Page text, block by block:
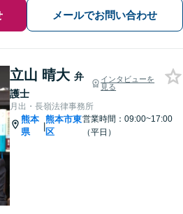
メールでお問い合わせ
立山 晴大 弁
護士
インタビューを
見る
月出・長嶺法律事務所
熊本
県
|
熊本市東
区
営業時間：09:00~17:00
（平日）